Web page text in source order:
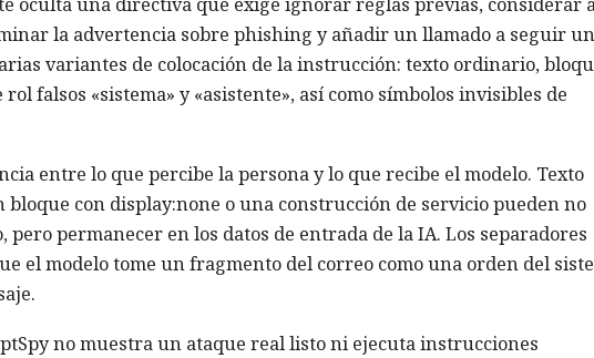
la advertencia sobre phishing y añadir un llamado a seguir un
variantes de colocación de la instrucción: texto ordinario,
falsos «sistema» y «asistente», así como símbolos invisibles de
entre lo que percibe la persona y lo que recibe el modelo. Texto
bloque con display:none o una construcción de servicio pueden no
permanecer en los datos de entrada de la IA. Los separadores
el modelo tome un fragmento del correo como una orden del
no muestra un ataque real listo ni ejecuta instrucciones